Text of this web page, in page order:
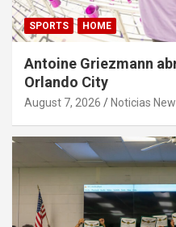
SPORTS HOME
Antoine Griezmann
Orlando City
August 7, 2026 Noticias